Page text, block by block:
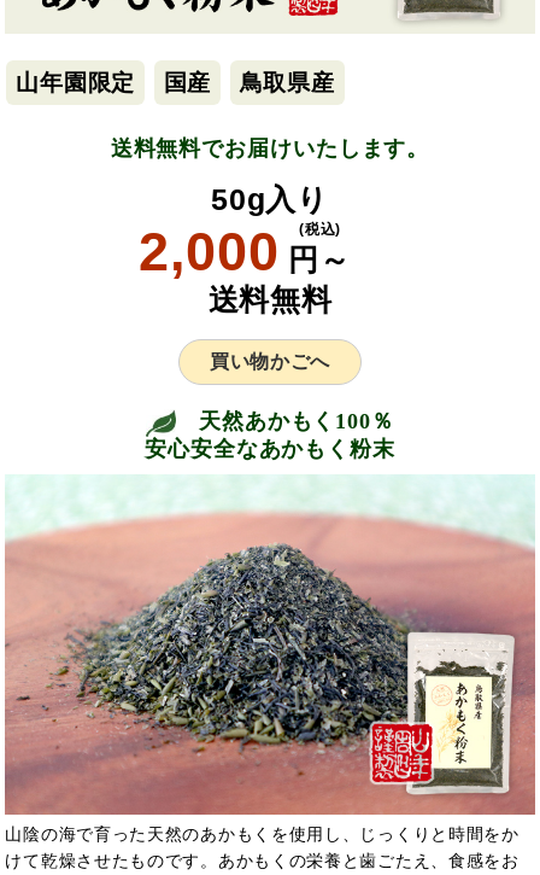
山年園限定 国産 鳥取県産
送料無料でお届けいたします。
50g入り
2,000 円～
(税込)
送料無料
買い物かごへ
天然あかもく100％
安心安全なあかもく粉末
山陰の海で育った天然のあかもくを使用し、じっくりと時間をか
けて乾燥させたものです。あかもくの栄養と歯ごたえ、食感をお